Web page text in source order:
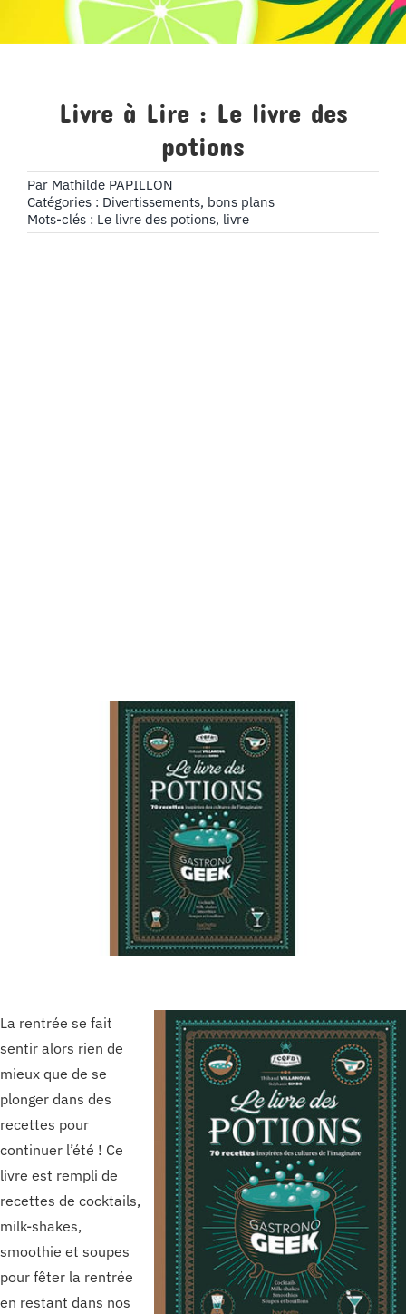
Livre à Lire : Le livre des
potions
Par Mathilde PAPILLON
Catégories : Divertissements, bons plans
Mots-clés : Le livre des potions, livre
La rentrée se fait
sentir alors rien de
mieux que de se
plonger dans des
recettes pour
continuer l’été ! Ce
livre est rempli de
recettes de cocktails,
milk-shakes,
smoothie et soupes
pour fêter la rentrée
en restant dans nos